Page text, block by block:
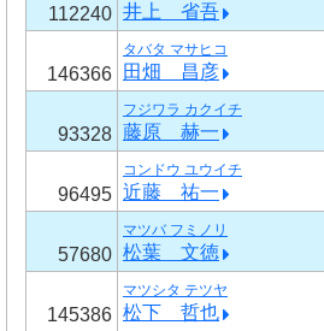
112240 井上 省吾
146366
タバタ マサヒコ
田畑 昌彦
93328
フジワラ カクイチ
藤原 赫一
96495
コンドウ ユウイチ
近藤 祐一
57680
マツバ フミノリ
松葉 文徳
145386
マツシタ テツヤ
松下 哲也